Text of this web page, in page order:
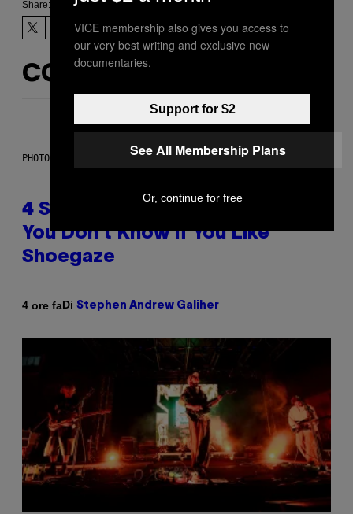
Share:
CONTENUTI SIMILI
PHOTO BY SCOTT LEGATO/GETTY IMAGES
4 Shoegaze Songs to Listen to if
You Don’t Know if You Like
Shoegaze
4 ore faDi Stephen Andrew Galiher
VICE membership also gives you access to
our very best writing and exclusive new
documentaries.
Support for $2
See All Membership Plans
Or, continue for free